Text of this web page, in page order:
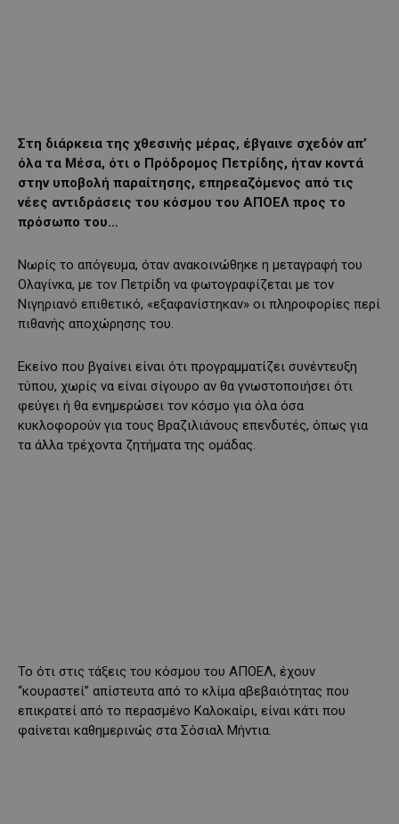
Στη διάρκεια της χθεσινής μέρας, έβγαινε σχεδόν απ’
όλα τα Μέσα, ότι ο Πρόδρομος Πετρίδης, ήταν κοντά
στην υποβολή παραίτησης, επηρεαζόμενος από τις
νέες αντιδράσεις του κόσμου του ΑΠΟΕΛ προς το
πρόσωπο του…
Νωρίς το απόγευμα, όταν ανακοινώθηκε η μεταγραφή του
Ολαγίνκα, με τον Πετρίδη να φωτογραφίζεται με τον
Νιγηριανό επιθετικό, «εξαφανίστηκαν» οι πληροφορίες περί
πιθανής αποχώρησης του.
Εκείνο που βγαίνει είναι ότι προγραμματίζει συνέντευξη
τύπου, χωρίς να είναι σίγουρο αν θα γνωστοποιήσει ότι
φεύγει ή θα ενημερώσει τον κόσμο για όλα όσα
κυκλοφορούν για τους Βραζιλιάνους επενδυτές, όπως για
τα άλλα τρέχοντα ζητήματα της ομάδας.
Το ότι στις τάξεις του κόσμου του ΑΠΟΕΛ, έχουν
“κουραστεί” απίστευτα από το κλίμα αβεβαιότητας που
επικρατεί από το περασμένο Καλοκαίρι, είναι κάτι που
φαίνεται καθημερινώς στα Σόσιαλ Μήντια.